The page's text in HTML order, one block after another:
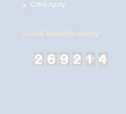
Cofnij zgody
Licznik odwiedzin witryny